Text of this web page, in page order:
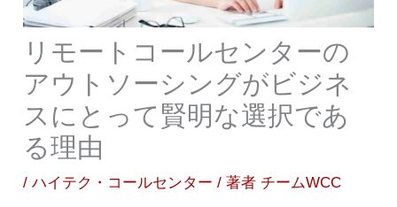
リモートコールセンターの
アウトソーシングがビジネ
スにとって賢明な選択であ
る理由
/ハイテク・コールセンター / 著者 チームWCC